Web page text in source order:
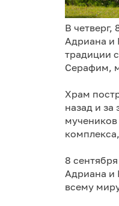
В четверг,
Адриана и
традиции
Серафим,
Храм
назад и
8
Адриана и
всему